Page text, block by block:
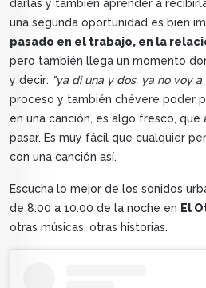
darlas y también aprender a
una segunda oportunidad es bien
pasado en el trabajo, en la
pero también llega un momento
y decir: "ya di una y dos, ya no voy a
proceso y también chévere poder
en una canción, es algo fresco,
pasar. Es muy fácil que cualquier
con una canción así.
Escucha lo mejor de los sonidos
de 8:00 a 10:00 de la noche en El
otras músicas, otras historias.